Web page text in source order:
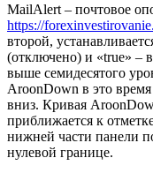
MailAlert – почтовое
https://
второй,
(отключено) и «true» –
выше семидесятого
AroonDown в это
вниз. Кривая
приближается к
нижней части панели
нулевой границе.